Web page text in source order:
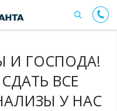
И ГОСПОДА!
ВСЕ
У НАС